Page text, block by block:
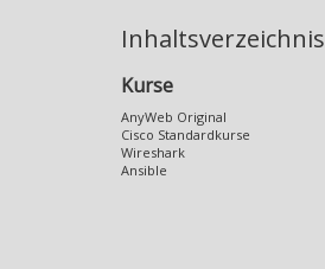
Inhaltsverzeichnis
Kurse
AnyWeb Original
Cisco Standardkurse
Wireshark
Ansible